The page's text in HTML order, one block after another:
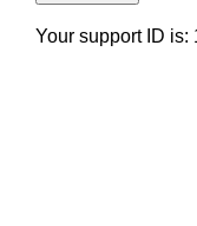
Your support ID